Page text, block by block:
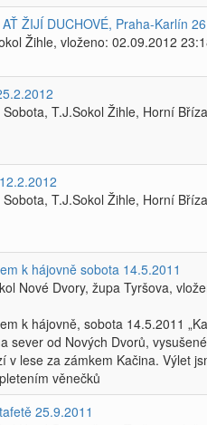
ŽIJÍ DUCHOVÉ, Praha-Karlín
Žihle, vloženo: 02.09.2012
T.J.Sokol Žihle, Horní
T.J.Sokol Žihle, Horní
k hájovně sobota 14.5.2011
Nové Dvory, župa Tyršova,
k hájovně, sobota 14.5.2011
sever od Nových Dvorů,
v lese za zámkem Kačina. Výlet
věnečků
25.9.2011